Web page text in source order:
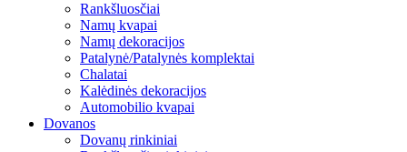
Rankšluosčiai
Namų kvapai
Namų dekoracijos
Patalynė/Patalynės komplektai
Chalatai
Kalėdinės dekoracijos
Automobilio kvapai
Dovanos
Dovanų rinkiniai